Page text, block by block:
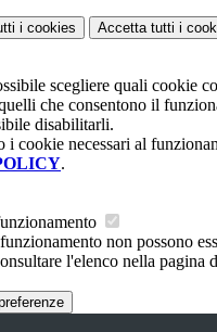
i cookies Accetta tutti i
scegliere quali cookie
che consentono il
disabilitarli.
i cookie necessari al
.
non possono
l'elenco nella pagina